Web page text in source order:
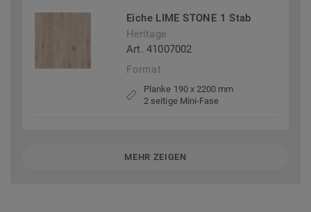
Eiche LIME STONE 1 Stab
Heritage
Art. 41007002
Format
Planke 190 x 2200 mm
2 seitige Mini-Fase
MEHR ZEIGEN